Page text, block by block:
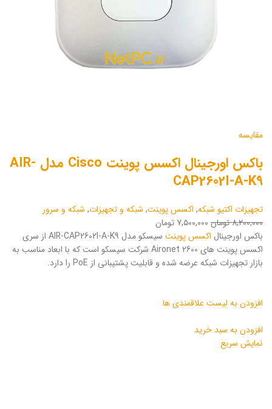
مقایسه
باکس اورجینال اکسس پوینت Cisco مدل AIR-
CAP2602I-A-K9
تجهیزات اکتیو شبکه, اکسس پوینت, شبکه و تجهیزات, شبکه و سرور
۸,۲۰۰,۰۰۰ تومان
۷,۵۰۰,۰۰۰ تومان
باکس اورجینال اکسس پوینت
سیسکو مدل AIR-CAP2602I-A-K9 از سری
اکسس پوینت های Aironet 2600 شرکت سیسکو است که با ابعاد مناسب به
بازار تجهیزات شبکه عرضه شده و قابلیت پشتیبانی از PoE را دارد.
افزودن به لیست علاقمندی ها
افزودن به سبد خرید
نمایش سریع